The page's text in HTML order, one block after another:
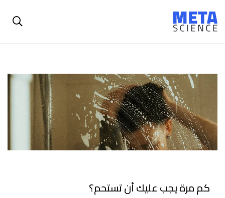
كم مرة يجب عليك أن تستحم؟